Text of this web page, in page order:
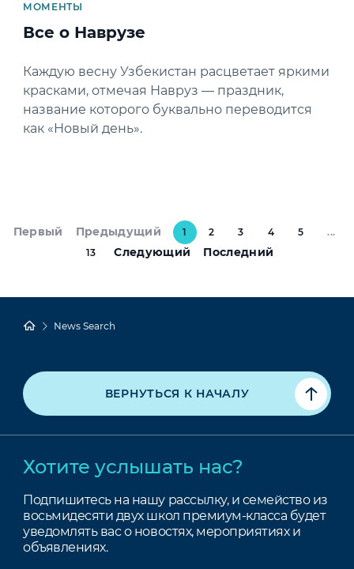
МОМЕНТЫ
Все о Наврузе
Каждую весну Узбекистан расцветает яркими
красками, отмечая Навруз — праздник,
название которого буквально переводится
как «Новый день».
Первый Предыдущий 1 2 3 4 5
...
13
Следующий Последний
News Search
ВЕРНУТЬСЯ К НАЧАЛУ
Хотите услышать нас?
Подпишитесь на нашу рассылку, и семейство из
восьмидесяти двух школ премиум-класса будет
уведомлять вас о новостях, мероприятиях и
объявлениях.